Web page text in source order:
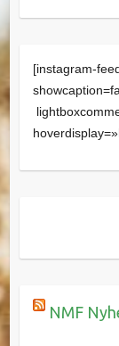
[instagram-
NMF